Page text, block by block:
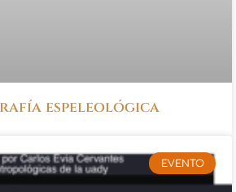
espeleológica
EVENTO